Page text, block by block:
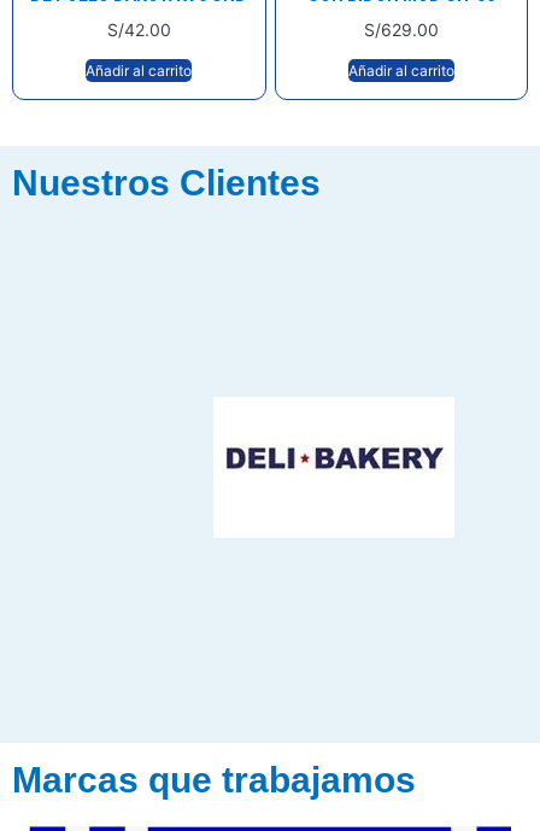
S/42.00
Añadir al carrito
S/629.00
Añadir al carrito
Nuestros Clientes
Marcas que trabajamos